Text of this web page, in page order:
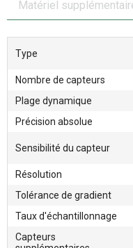
Matériel
Type
Nombre de capteurs
Plage dynamique
Précision absolue
Sensibilité du capteur
Résolution
Tolérance de gradient
Taux d'échantillonnage
Capteurs